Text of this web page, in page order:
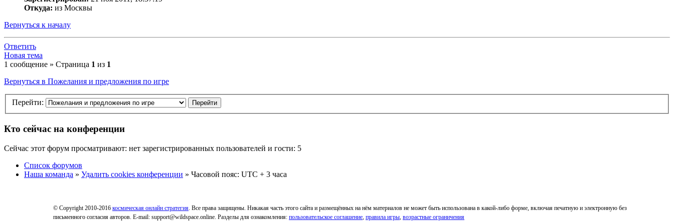
Откуда: из Москвы
Вернуться к началу
Ответить
Новая тема
1 сообщение » Страница 1 из 1
Вернуться в Пожелания и предложения по игре
Перейти:
Кто сейчас на конференции
Сейчас этот форум просматривают: нет зарегистрированных пользователей и гости: 5
Список форумов
Наша команда » Удалить cookies конференции » Часовой пояс: UTC + 3 часа
© Copyright 2010-2016 космическая онлайн стратегия . Все права защищены. Никакая часть этого сайта и размещённых на нём материалов не может быть использована в какой-либо форме, включая печатную и электронную без
письменного согласия авторов. E-mail: support@wildspace.online. Разделы для ознакомления: пользовательское соглашение правила игры возрастные ограничения